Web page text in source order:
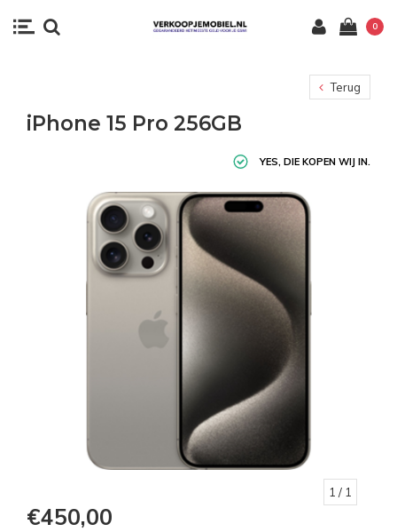
0
Terug
iPhone 15 Pro 256GB
YES, DIE KOPEN WIJ IN.
1 / 1
€450,00